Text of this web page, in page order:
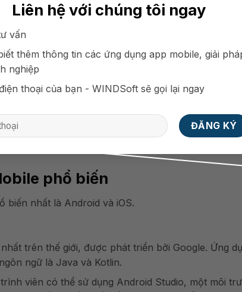
Liên hệ với chúng tôi ngay
vấn
thêm thông tin các ứng dụng app mobile, giải
nghiệp
thoại của bạn - WINDSoft sẽ gọi lại ngay
App Mobile
phổ biến
biến nhất là Android và iOS.
trên thế giới, được phát triển bởi Google. Ứng
ngữ là Java và Kotlin.
viên có thể sử dụng Android Studio, một môi